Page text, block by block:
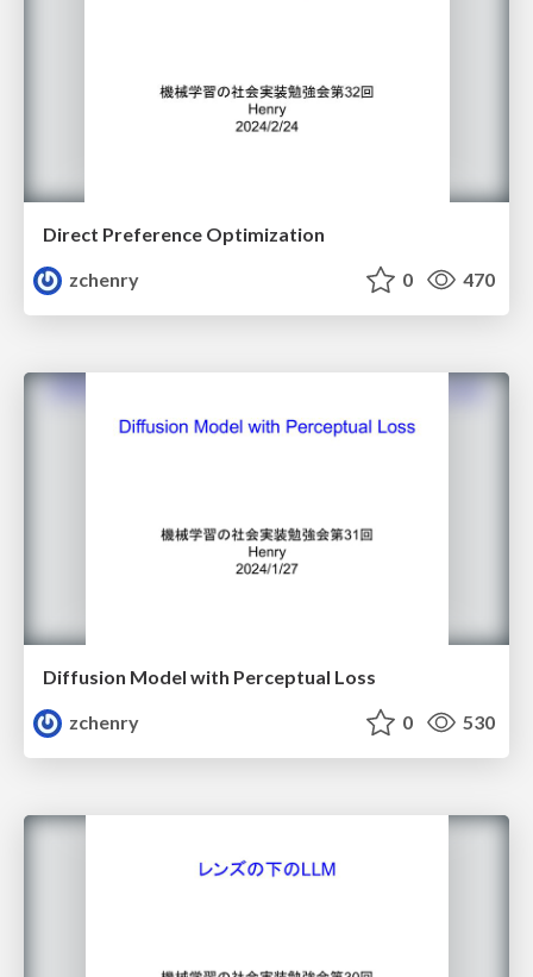
Direct Preference Optimization
zchenry
0 470
Diffusion Model with Perceptual Loss
zchenry
0 530